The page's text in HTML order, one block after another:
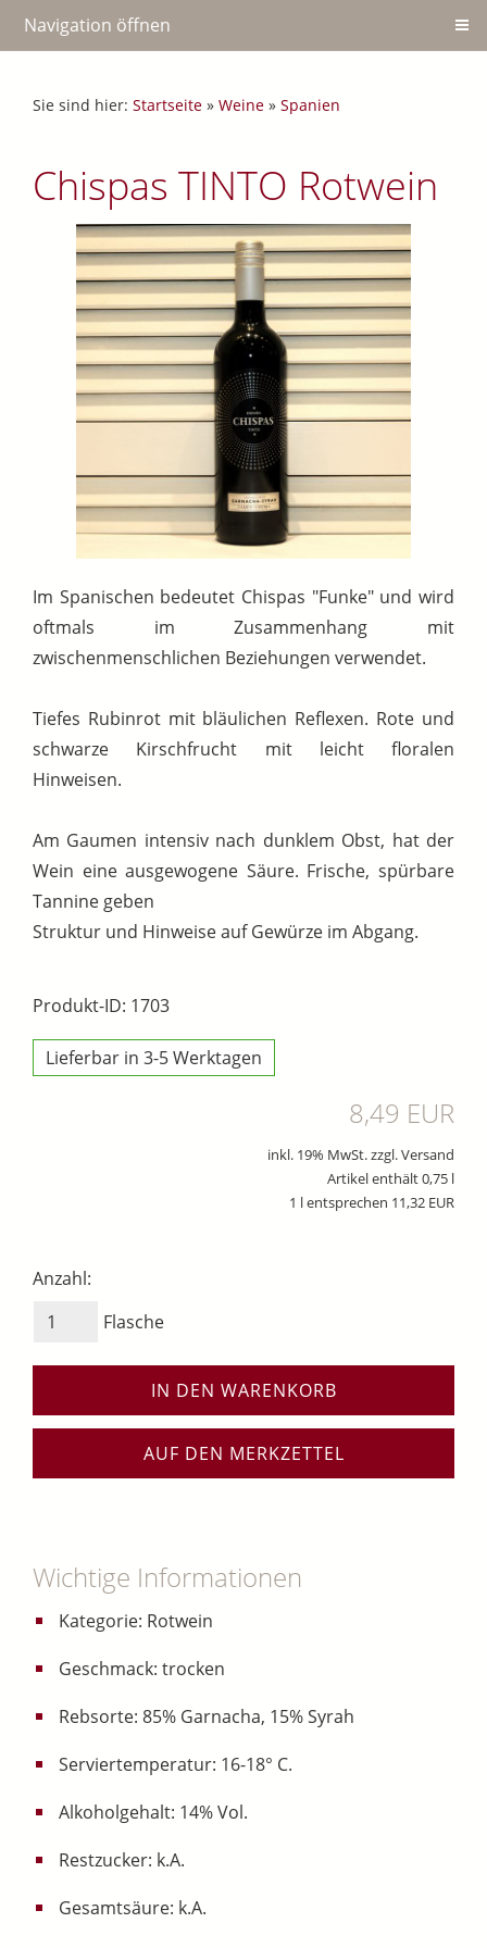
Navigation öffnen
Sie sind hier: Startseite » Weine » Spanien
Chispas TINTO Rotwein
Im Spanischen bedeutet Chispas "Funke" und wird
oftmals im Zusammenhang mit
zwischenmenschlichen Beziehungen verwendet.
Tiefes Rubinrot mit bläulichen Reflexen. Rote und
schwarze Kirschfrucht mit leicht floralen
Hinweisen.
Am Gaumen intensiv nach dunklem Obst, hat der
Wein eine ausgewogene Säure. Frische, spürbare
Tannine geben
Struktur und Hinweise auf Gewürze im Abgang.
Produkt-ID: 1703
Lieferbar in 3-5 Werktagen
8,49 EUR
inkl. 19% MwSt. zzgl. Versand
Artikel enthält 0,75 l
1 l entsprechen 11,32 EUR
Anzahl:
Flasche
IN DEN WARENKORB
AUF DEN MERKZETTEL
Wichtige Informationen
Kategorie: Rotwein
Geschmack: trocken
Rebsorte: 85% Garnacha, 15% Syrah
Serviertemperatur: 16-18° C.
Alkoholgehalt: 14% Vol.
Restzucker: k.A.
Gesamtsäure: k.A.